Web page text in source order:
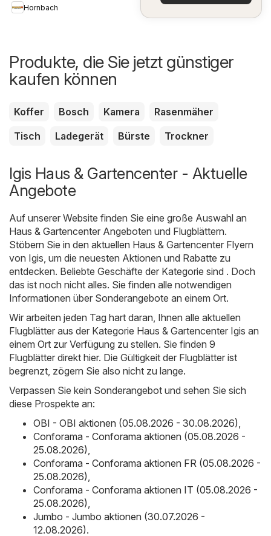
Hornbach
Produkte, die Sie jetzt günstiger
kaufen können
Koffer Bosch Kamera
Rasenmäher
Tisch
Ladegerät Bürste Trockner
Igis Haus & Gartencenter - Aktuelle
Angebote
Auf unserer Website finden Sie eine große Auswahl an
Haus & Gartencenter Angeboten und Flugblättern.
Stöbern Sie in den aktuellen Haus & Gartencenter Flyern
von Igis, um die neuesten Aktionen und Rabatte zu
entdecken. Beliebte Geschäfte der Kategorie sind . Doch
das ist noch nicht alles. Sie finden alle notwendigen
Informationen über Sonderangebote an einem Ort.
Wir arbeiten jeden Tag hart daran, Ihnen alle aktuellen
Flugblätter aus der Kategorie Haus & Gartencenter Igis an
einem Ort zur Verfügung zu stellen. Sie finden 9
Flugblätter direkt hier. Die Gültigkeit der Flugblätter ist
begrenzt, zögern Sie also nicht zu lange.
Verpassen Sie kein Sonderangebot und sehen Sie sich
diese Prospekte an:
OBI - OBI aktionen (05.08.2026 - 30.08.2026),
Conforama - Conforama aktionen (05.08.2026 -
25.08.2026),
Conforama - Conforama aktionen FR (05.08.2026 -
25.08.2026),
Conforama - Conforama aktionen IT (05.08.2026 -
25.08.2026),
Jumbo - Jumbo aktionen (30.07.2026 -
12.08.2026).